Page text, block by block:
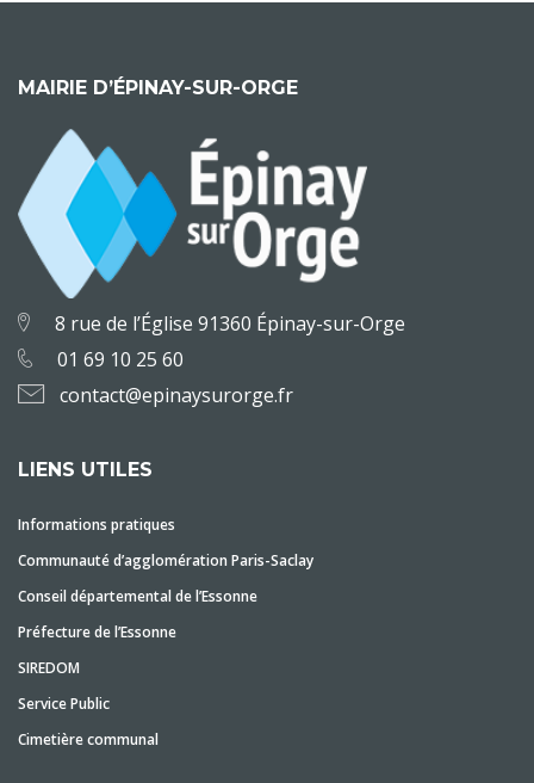
MAIRIE D’ÉPINAY-SUR-ORGE
8 rue de l’Église 91360 Épinay-sur-Orge
01 69 10 25 60
contact@epinaysurorge.fr
LIENS UTILES
Informations pratiques
Communauté d’agglomération Paris-Saclay
Conseil départemental de l’Essonne
Préfecture de l’Essonne
SIREDOM
Service Public
Cimetière communal